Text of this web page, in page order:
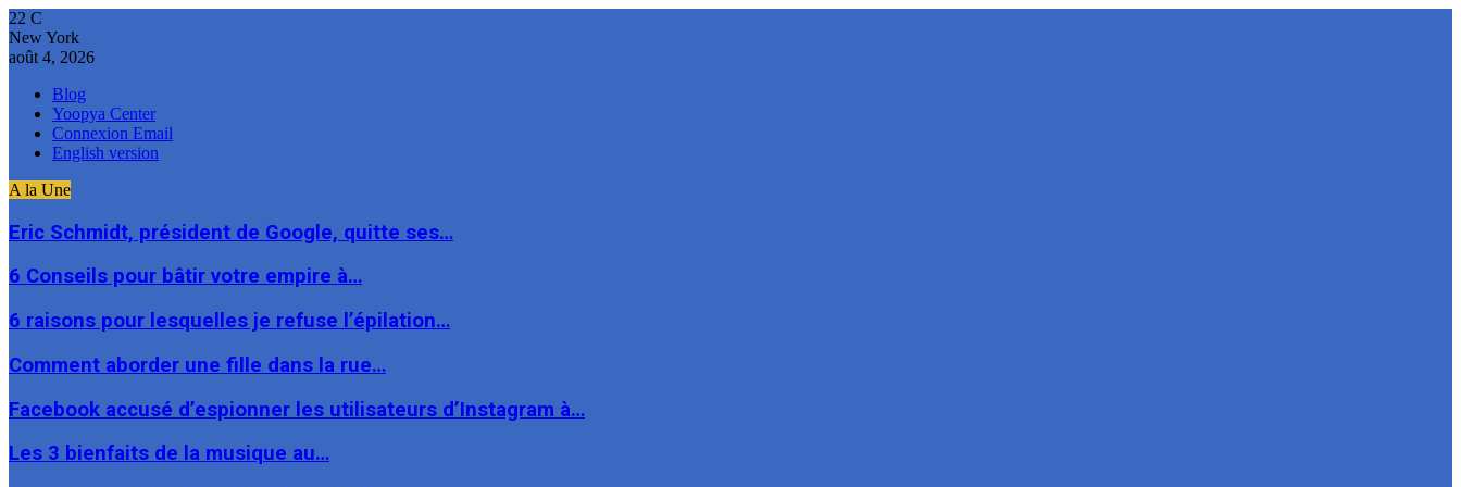
22 C
New York
août 4, 2026
Blog
Yoopya Center
Connexion Email
English version
A la Une
Eric Schmidt, président de Google, quitte ses…
6 Conseils pour bâtir votre empire à…
6 raisons pour lesquelles je refuse l’épilation…
Comment aborder une fille dans la rue…
Facebook accusé d’espionner les utilisateurs d’Instagram à…
Les 3 bienfaits de la musique au…